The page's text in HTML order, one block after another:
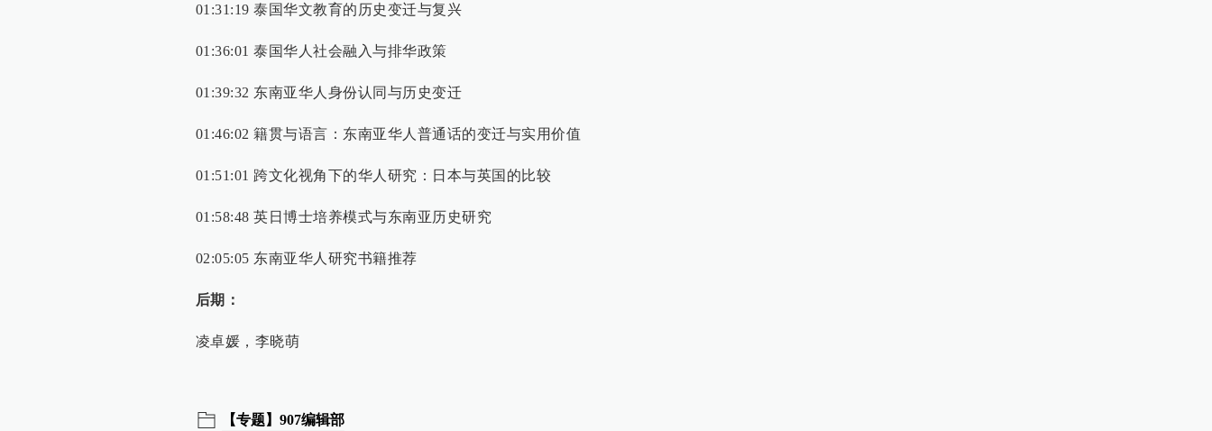
01:31:19 泰国华文教育的历史变迁与复兴
01:36:01 泰国华人社会融入与排华政策
01:39:32 东南亚华人身份认同与历史变迁
01:46:02 籍贯与语言：东南亚华人普通话的变迁与实用价值
01:51:01 跨文化视角下的华人研究：日本与英国的比较
01:58:48 英日博士培养模式与东南亚历史研究
02:05:05 东南亚华人研究书籍推荐
后期：
凌卓媛，李晓萌
【专题】907编辑部